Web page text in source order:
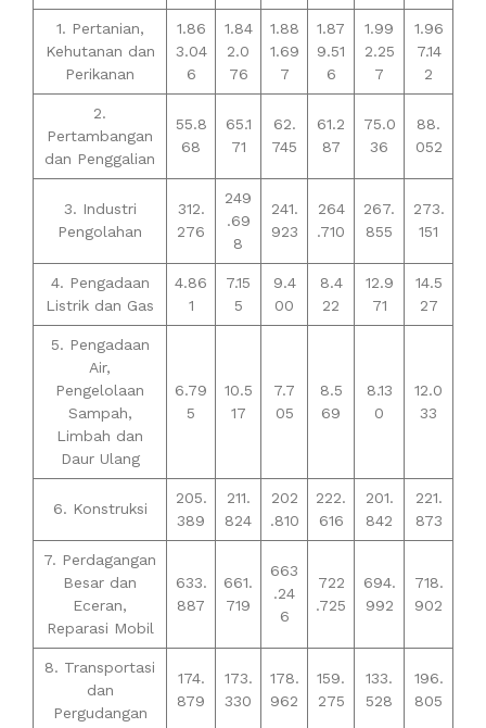
1. Pertanian,
Kehutanan dan
Perikanan
1.86
3.04
6
1.84
2.0
76
1.88
1.69
7
1.87
9.51
6
1.99
2.25
7
1.96
7.14
2
2.
Pertambangan
dan Penggalian
55.8
68
65.1
71
62.
745
61.2
87
75.0
36
88.
052
3. Industri
Pengolahan
312.
276
249
.69
8
241.
923
264
.710
267.
855
273.
151
4. Pengadaan
Listrik dan Gas
4.86
1
7.15
5
9.4
00
8.4
22
12.9
71
14.5
27
5. Pengadaan
Air,
Pengelolaan
Sampah,
Limbah dan
Daur Ulang
6.79
5
10.5
17
7.7
05
8.5
69
8.13
0
12.0
33
6. Konstruksi
205.
389
211.
824
202
.810
222.
616
201.
842
221.
873
7. Perdagangan
Besar dan
Eceran,
Reparasi Mobil
633.
887
661.
719
663
.24
6
722
.725
694.
992
718.
902
8. Transportasi
dan
Pergudangan
174.
879
173.
330
178.
962
159.
275
133.
528
196.
805